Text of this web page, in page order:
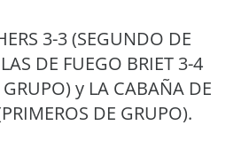
3-3 (SEGUNDO DE
DE FUEGO BRIET 3-4
GRUPO) y LA CABAÑA DE
DE GRUPO).